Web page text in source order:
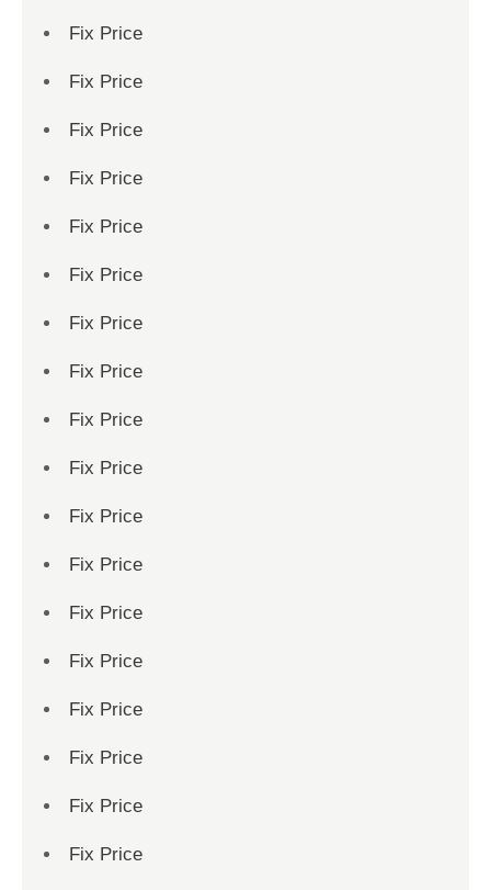
Fix Price
Fix Price
Fix Price
Fix Price
Fix Price
Fix Price
Fix Price
Fix Price
Fix Price
Fix Price
Fix Price
Fix Price
Fix Price
Fix Price
Fix Price
Fix Price
Fix Price
Fix Price